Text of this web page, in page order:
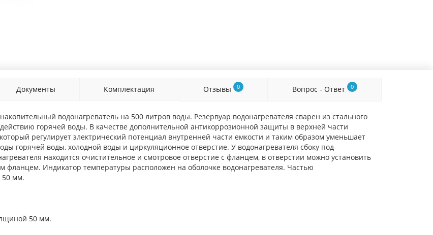
Документы Комплектация Отзывы 0 Вопрос - Ответ 0
водонагреватель на 500 литров воды. Резервуар водонагревателя сварен из стального
горячей воды. В качестве дополнительной антикоррозионной защиты в верхней части
регулирует электрический потенциал внутренней части емкости и таким образом уменьшает
горячей воды, холодной воды и циркуляционное отверстие. У водонагревателя сбоку под
находится очистительное и смотровое отверстие с фланцем, в отверстии можно установить
фланцем. Индикатор температуры расположен на оболочке водонагревателя. Частью
50 мм.
50 мм.